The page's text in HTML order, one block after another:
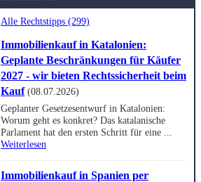
Alle Rechtstipps (299)
Immobilienkauf in Katalonien:
Geplante Beschränkungen für Käufer
2027 - wir bieten Rechtssicherheit beim
Kauf (08.07.2026)
Geplanter Gesetzesentwurf in Katalonien:
Worum geht es konkret? Das katalanische
Parlament hat den ersten Schritt für eine ...
Weiterlesen
Immobilienkauf in Spanien per